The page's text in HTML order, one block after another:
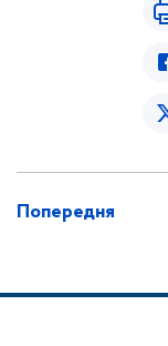
Попередня